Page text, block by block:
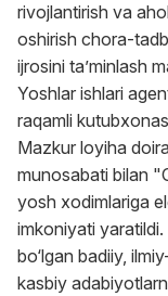
rivojlantirish va
oshirish chora-
ijrosini ta’minlash
Yoshlar ishlari
raqamli
Mazkur loyiha
munosabati bilan
yosh xodimlariga
imkoniyati yaratildi.
bo‘lgan badiiy,
kasbiy